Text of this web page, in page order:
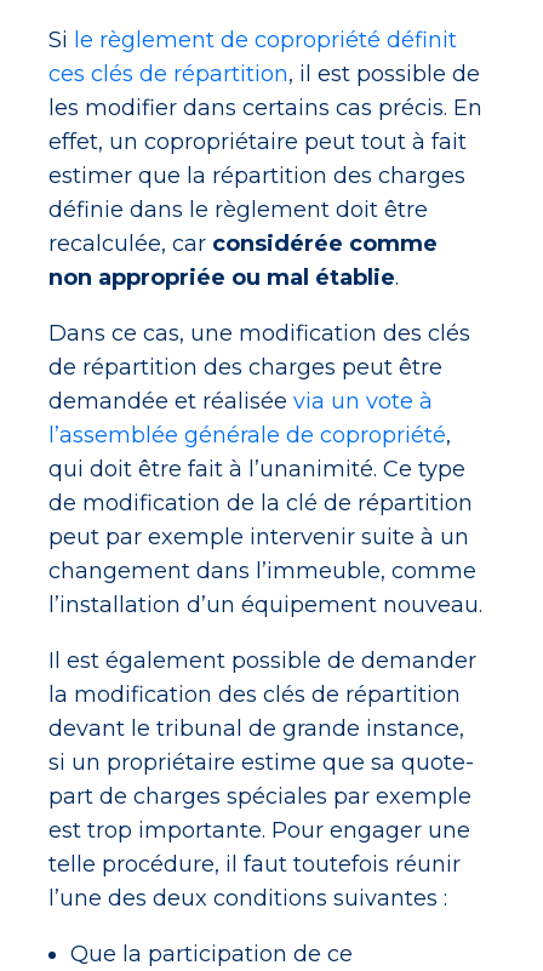
Si le règlement de copropriété définit
ces clés de répartition, il est possible de
les modifier dans certains cas précis. En
effet, un copropriétaire peut tout à fait
estimer que la répartition des charges
définie dans le règlement doit être
recalculée, car considérée comme
non appropriée ou mal établie.
Dans ce cas, une modification des clés
de répartition des charges peut être
demandée et réalisée via un vote à
l’assemblée générale de copropriété,
qui doit être fait à l’unanimité. Ce type
de modification de la clé de répartition
peut par exemple intervenir suite à un
changement dans l’immeuble, comme
l’installation d’un équipement nouveau.
Il est également possible de demander
la modification des clés de répartition
devant le tribunal de grande instance,
si un propriétaire estime que sa quote-
part de charges spéciales par exemple
est trop importante. Pour engager une
telle procédure, il faut toutefois réunir
l’une des deux conditions suivantes :
Que la participation de ce